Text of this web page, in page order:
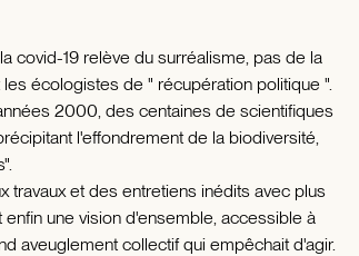
covid-19 relève du surréalisme, pas de la
écologistes de " récupération politique ".
2000, des centaines de scientifiques
l'effondrement de la biodiversité,
travaux et des entretiens inédits avec plus
une vision d'ensemble, accessible à
aveuglement collectif qui empêchait d'agir.